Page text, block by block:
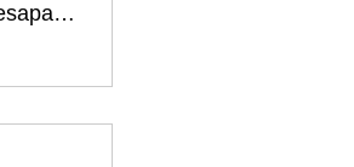
Llamado Urgente – Desaparición forzada del defensor Carlos Correa